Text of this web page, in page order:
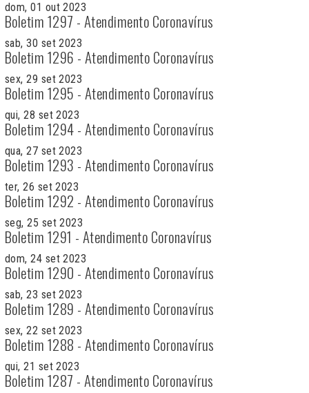
dom, 01 out 2023
Boletim 1297 - Atendimento Coronavírus
sab, 30 set 2023
Boletim 1296 - Atendimento Coronavírus
sex, 29 set 2023
Boletim 1295 - Atendimento Coronavírus
qui, 28 set 2023
Boletim 1294 - Atendimento Coronavírus
qua, 27 set 2023
Boletim 1293 - Atendimento Coronavírus
ter, 26 set 2023
Boletim 1292 - Atendimento Coronavírus
seg, 25 set 2023
Boletim 1291 - Atendimento Coronavírus
dom, 24 set 2023
Boletim 1290 - Atendimento Coronavírus
sab, 23 set 2023
Boletim 1289 - Atendimento Coronavírus
sex, 22 set 2023
Boletim 1288 - Atendimento Coronavírus
qui, 21 set 2023
Boletim 1287 - Atendimento Coronavírus